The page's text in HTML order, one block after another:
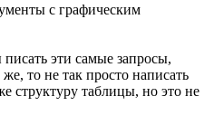
с графическим
эти самые запросы,
то не так просто написать
структуру таблицы, но это не